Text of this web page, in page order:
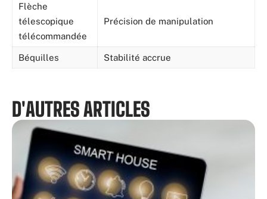
Flèche
télescopique
télécommandée
Précision de manipulation
Béquilles Stabilité accrue
D'AUTRES ARTICLES